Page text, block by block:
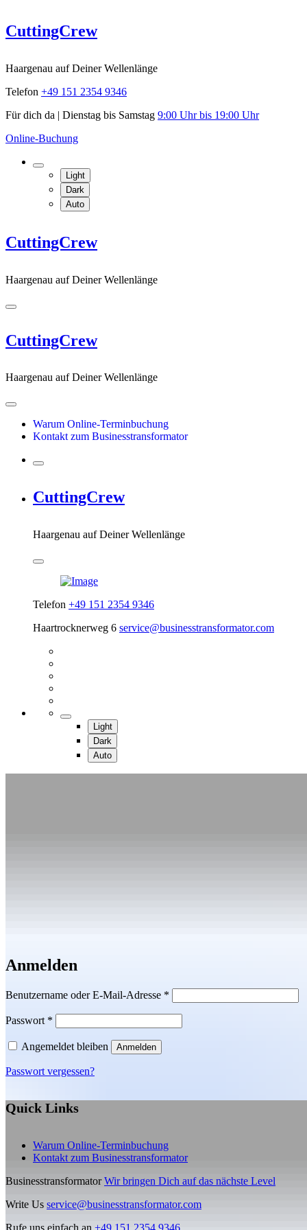
Skip
to
CuttingCrew
Haargenau auf Deiner Wellenlänge
Telefon +49 151 2354 9346
Für dich da | Dienstag bis Samstag 9:00 Uhr bis 19:00 Uhr
Online-Buchung
Light
Dark
Auto
CuttingCrew
Haargenau auf Deiner Wellenlänge
CuttingCrew
Haargenau auf Deiner Wellenlänge
Warum Online-Terminbuchung
Kontakt zum Businesstransformator
CuttingCrew
Haargenau auf Deiner Wellenlänge
Telefon +49 151 2354 9346
Haartrocknerweg 6 service@businesstransformator.com
Light
Dark
Auto
Anmelden
Benutzername oder E-Mail-Adresse *
Passwort *
Angemeldet bleiben Anmelden
Passwort vergessen?
Quick Links
Warum Online-Terminbuchung
Kontakt zum Businesstransformator
Businesstransformator Wir bringen Dich auf das nächste Level
Write Us service@businesstransformator.com
Rufe uns einfach an +49 151 2354 9346